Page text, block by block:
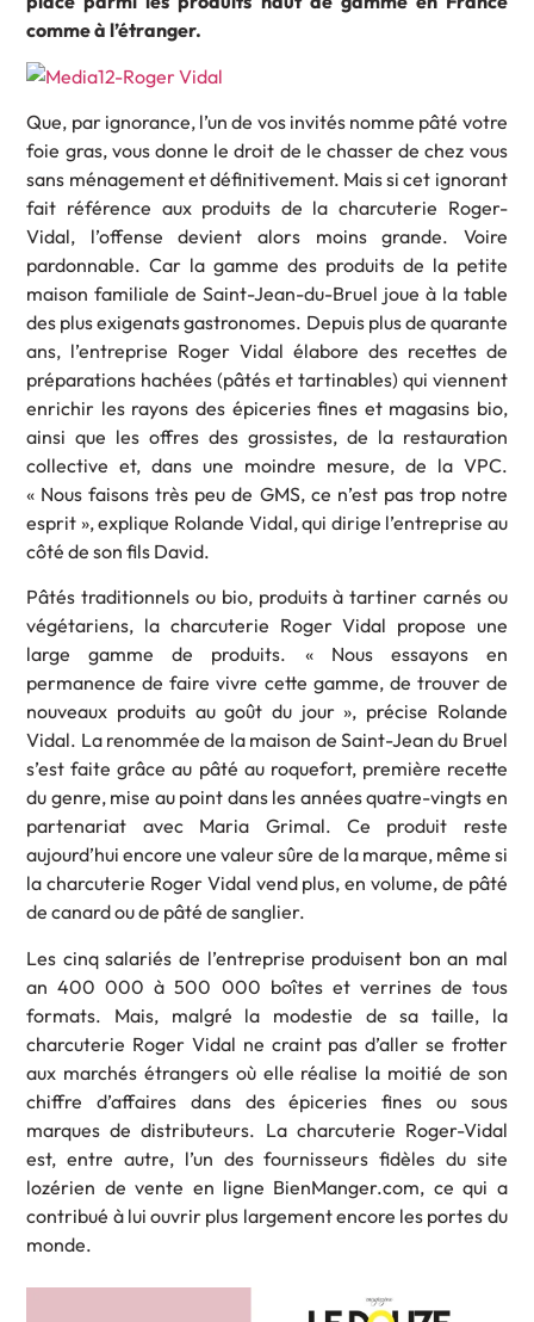
comme à l’étranger.
Que, par ignorance, l’un de vos invités nomme pâté votre
foie gras, vous donne le droit de le chasser de chez vous
sans ménagement et définitivement. Mais si cet ignorant
fait référence aux produits de la charcuterie Roger-
Vidal, l’offense devient alors moins grande. Voire
pardonnable. Car la gamme des produits de la petite
maison familiale de Saint-Jean-du-Bruel joue à la table
des plus exigenats gastronomes. Depuis plus de quarante
ans, l’entreprise Roger Vidal élabore des recettes de
préparations hachées (pâtés et tartinables) qui viennent
enrichir les rayons des épiceries fines et magasins bio,
ainsi que les offres des grossistes, de la restauration
collective et, dans une moindre mesure, de la VPC.
« Nous faisons très peu de GMS, ce n’est pas trop notre
esprit », explique Rolande Vidal, qui dirige l’entreprise au
côté de son fils David.
Pâtés traditionnels ou bio, produits à tartiner carnés ou
végétariens, la charcuterie Roger Vidal propose une
large gamme de produits. « Nous essayons en
permanence de faire vivre cette gamme, de trouver de
nouveaux produits au goût du jour », précise Rolande
Vidal. La renommée de la maison de Saint-Jean du Bruel
s’est faite grâce au pâté au roquefort, première recette
du genre, mise au point dans les années quatre-vingts en
partenariat avec Maria Grimal. Ce produit reste
aujourd’hui encore une valeur sûre de la marque, même si
la charcuterie Roger Vidal vend plus, en volume, de pâté
de canard ou de pâté de sanglier.
Les cinq salariés de l’entreprise produisent bon an mal
an 400 000 à 500 000 boîtes et verrines de tous
formats. Mais, malgré la modestie de sa taille, la
charcuterie Roger Vidal ne craint pas d’aller se frotter
aux marchés étrangers où elle réalise la moitié de son
chiffre d’affaires dans des épiceries fines ou sous
marques de distributeurs. La charcuterie Roger-Vidal
est, entre autre, l’un des fournisseurs fidèles du site
lozérien de vente en ligne BienManger.com, ce qui a
contribué à lui ouvrir plus largement encore les portes du
monde.